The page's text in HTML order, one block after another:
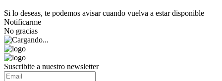
Si lo deseas, te podemos avisar cuando vuelva a estar disponible
Notificarme
No gracias
Suscribite a nuestro newsletter